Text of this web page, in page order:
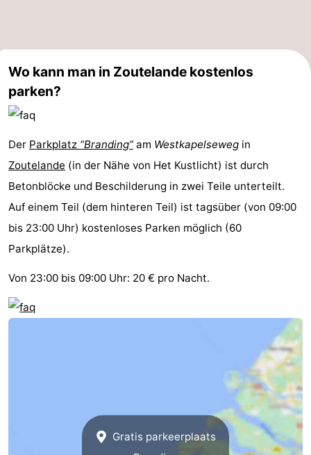
Wo kann man in Zoutelande kostenlos
parken?
Der Parkplatz “Branding”am Westkapelseweg in
Zoutelande (in der Nähe von Het Kustlicht) ist durch
Betonblöcke und Beschilderung in zwei Teile unterteilt.
Auf einem Teil (dem hinteren Teil) ist tagsüber (von 09:00
bis 23:00 Uhr) kostenloses Parken möglich (60
Parkplätze).
Von 23:00 bis 09:00 Uhr: 20 € pro Nacht.
Gratis parkeerplaats